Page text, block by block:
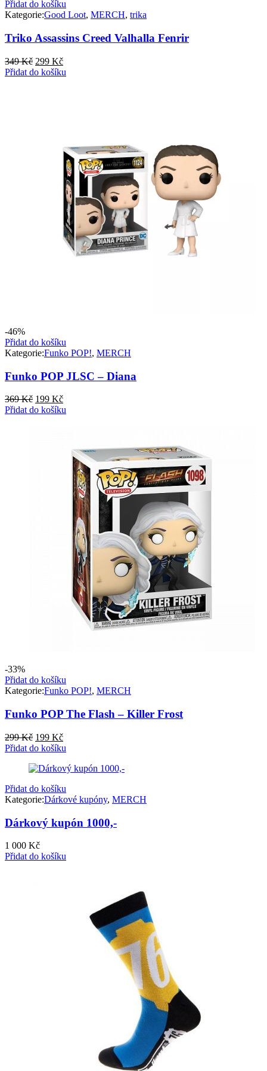
Přidat do košíku
Kategorie:Good Loot, MERCH, trika
Triko Assassins Creed Valhalla Fenrir
349Kč Původní
cena
299 KčAktuální
cena
Přidat do košíku
-46%
Přidat do košíku
Kategorie:Funko POP!, MERCH
Funko POP JLSC – Diana
369Kč Původní
cena
199 KčAktuální
cena
Přidat do košíku
-33%
Přidat do košíku
Kategorie:Funko POP!, MERCH
Funko POP The Flash – Killer Frost
299Kč Původní
cena
299 Kč.
199 KčAktuální
cena
199 Kč.
Přidat do košíku
Přidat do košíku
Kategorie:Dárkové kupóny, MERCH
Dárkový kupón 1000,-
1 000 Kč
Přidat do košíku